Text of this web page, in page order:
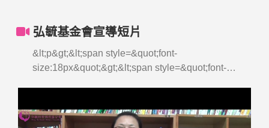
弘毓基金會宣導短片
&lt;p&gt;&lt;span style=&quot;font-
size:18px&quot;&gt;&lt;span style=&quot;font-